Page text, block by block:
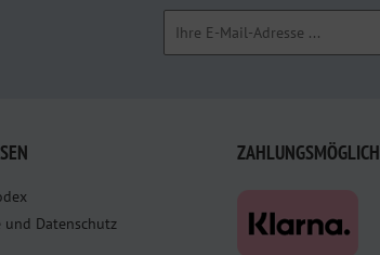
und Datenschutz